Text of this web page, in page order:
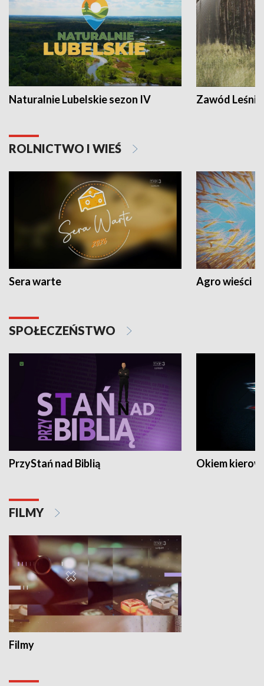
Naturalnie Lubelskie sezon IV Zawód Leśnik
ROLNICTWO I WIEŚ
Sera warte Agro wieści
SPOŁECZEŃSTWO
PrzyStań nad Biblią Okiem
FILMY
Filmy